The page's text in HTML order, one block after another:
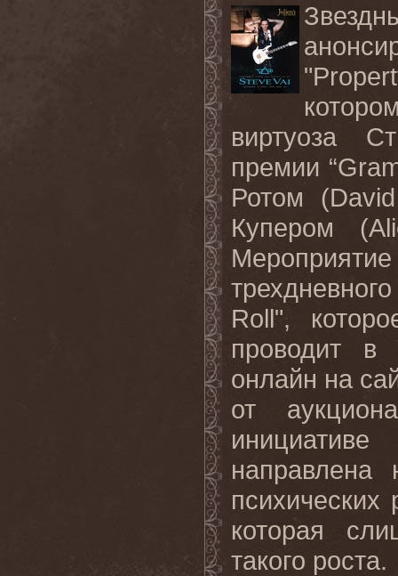
виртуоза
премии
Ротом
Купером
Мероприятие
трехдневного
Roll",
проводит
в
онлайн на
от
аукциона
инициативе
направлена
психических
которая
такого роста.